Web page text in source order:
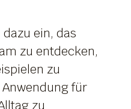
ein, das
zu entdecken,
zu
für
zu